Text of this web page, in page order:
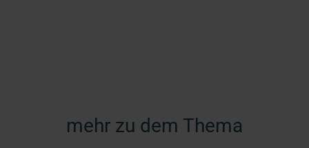
mehr zu dem Thema